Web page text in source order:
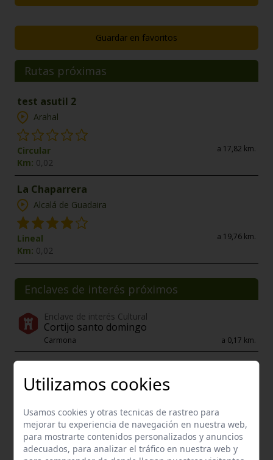
Guardar en favoritos
Rutas próximas
test asutil 2
Arahal
Circular
Km: 0,02
a 17,82 km.
La Chaparrera
Alcalá de Guadaira
Lineal
Km: 0,02
a 19,76 km.
Enclaves de interés próximos
Enclave de interés Cultural
Cortijo santo domingo
Carmona a 0,17 km.
Utilizamos cookies
Usamos cookies y otras tecnicas de rastreo para
mejorar tu experiencia de navegación en nuestra web,
para mostrarte contenidos personalizados y anuncios
adecuados, para analizar el tráfico en nuestra web y